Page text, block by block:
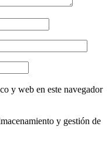
y web en este navegador
y gestión de